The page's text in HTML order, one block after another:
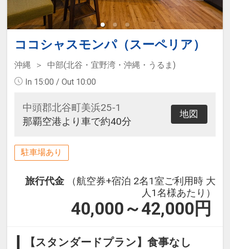
ココシャスモンパ（スーペリア）
沖縄
中部(北谷・宜野湾・沖縄・うるま)
In 15:00 / Out 10:00
中頭郡北谷町美浜25-1
那覇空港より車で約40分
地図
駐車場あり
旅行代金
（航空券+宿泊 2名1室ご利用時 大
人1名様あたり）
40,000～42,000 円
【スタンダードプラン】食事なし